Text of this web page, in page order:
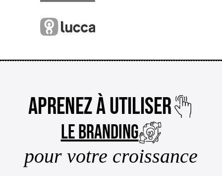
Aprenez à utiliser
le branding
pour votre croissance